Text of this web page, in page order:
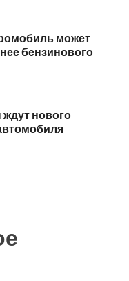
может
бензинового
ждут нового